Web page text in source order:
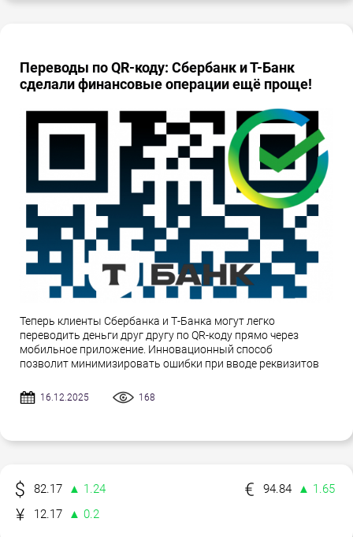
Переводы по QR-коду: Сбербанк и Т-Банк
сделали финансовые операции ещё проще!
Теперь клиенты Сбербанка и Т-Банка могут легко
переводить деньги друг другу по QR-коду прямо через
мобильное приложение. Инновационный способ
позволит минимизировать ошибки при вводе реквизитов
16.12.2025 168
82.17 ▲ 1.24 94.84
▲ 1.65
12.17
▲ 0.2